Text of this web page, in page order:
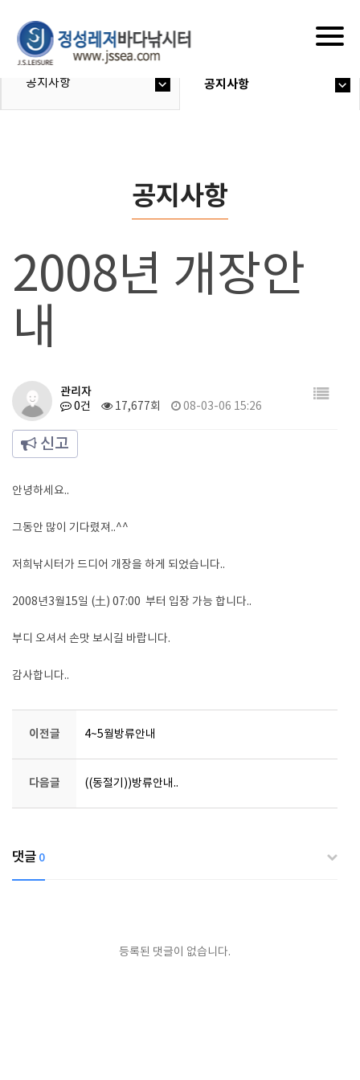
공지사항 공지사항
공지사항
2008년 개장안
내
관리자
0건 17,677회 08-03-06 15:26
신고
안녕하세요..
그동안 많이 기다렸져..^^
저희낚시터가 드디어 개장을 하게 되었습니다..
2008년3월15일 (土) 07:00 부터 입장 가능 합니다..
부디 오셔서 손맛 보시길 바랍니다.
감사합니다..
이전글 4~5월방류안내
다음글 ((동절기))방류안내..
댓글 0
등록된 댓글이 없습니다.